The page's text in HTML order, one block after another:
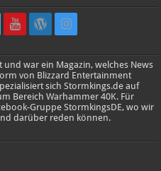
war ein Magazin, welches News
von Blizzard Entertainment
sich Stormkings.de auf
Bereich Warhammer 40K. Für
Gruppe StormkingsDE, wo wir
darüber reden können.